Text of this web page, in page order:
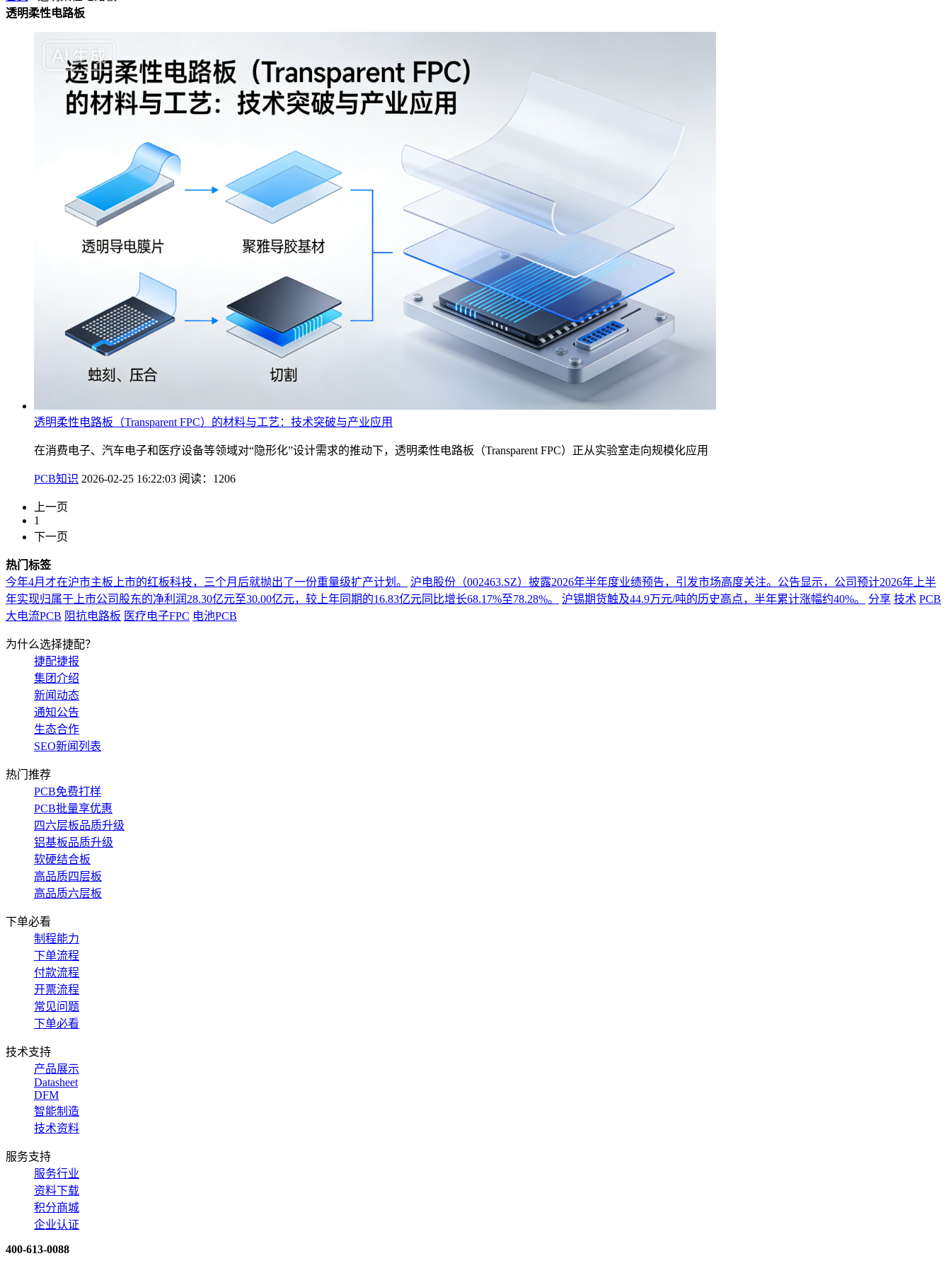
透明柔性电路板
透明柔性电路板（Transparent FPC）的材料与工艺：技术突破与产业应用
在消费电子、汽车电子和医疗设备等领域对“隐形化”设计需求的推动下，透明柔性电路板（Transparent FPC）正从实验室走向规模化应用
PCB知识 2026-02-25 16:22:03 阅读：1206
上一页
1
下一页
热门标签
今年4月才在沪市主板上市的红板科技，三个月后就抛出了一份重量级扩产计划。
沪电股份（002463.SZ）披露2026年半年度业绩预告，引发市场高度关注。公告显示，公司预计2026年上半
年实现归属于上市公司股东的净利润28.30亿元至30.00亿元，较上年同期的16.83亿元同比增长68.17%至78.28%。
沪锡期货触及44.9万元/吨的历史高点，半年累计涨幅约40%。 分享 技术 PCB
大电流PCB 阻抗电路板 医疗电子FPC 电池PCB
为什么选择捷配？
捷配捷报
集团介绍
新闻动态
通知公告
生态合作
SEO新闻列表
热门推荐
PCB免费打样
PCB批量享优惠
四六层板品质升级
铝基板品质升级
软硬结合板
高品质四层板
高品质六层板
下单必看
制程能力
下单流程
付款流程
开票流程
常见问题
下单必看
技术支持
产品展示
Datasheet
DFM
智能制造
技术资料
服务支持
服务行业
资料下载
积分商城
企业认证
400-613-0088